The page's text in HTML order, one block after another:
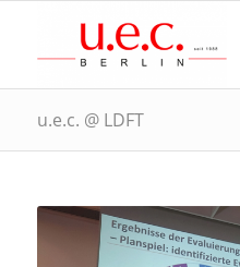
u.e.c. @ LDFT